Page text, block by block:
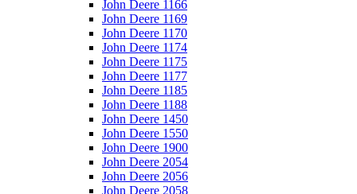
John Deere 1166
John Deere 1169
John Deere 1170
John Deere 1174
John Deere 1175
John Deere 1177
John Deere 1185
John Deere 1188
John Deere 1450
John Deere 1550
John Deere 1900
John Deere 2054
John Deere 2056
John Deere 2058